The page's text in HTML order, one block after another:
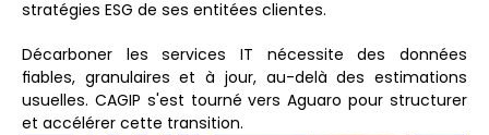
stratégies ESG de ses entitées clientes.
Décarboner les services IT nécessite des données
fiables, granulaires et à jour, au-delà des estimations
usuelles. CAGIP s'est tourné vers Aguaro pour structurer
et accélérer cette transition.